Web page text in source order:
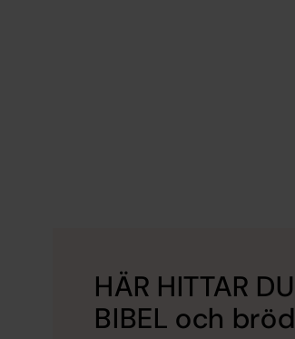
HÄR HITTAR DU
BIBEL och bröd